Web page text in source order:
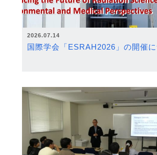
2026.07.14
国際学会「ESRAH2026」の開催に